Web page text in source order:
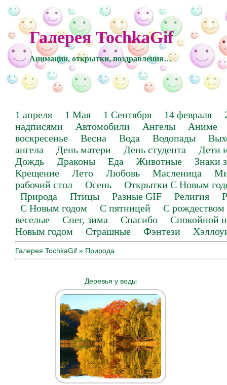
Галерея TochkaGif
Анимации, открытки, поздравления…
1 апреля 1 Мая 1 Сентября 14 февраля
надписями
Автомобили Ангелы
Аниме
воскресенье
Весна Вода Водопады
ангела
День матери День студента
Дети
Дождь
Драконы Еда Животные
Знаки
Крещение
Лето Любовь Масленица
рабочий стол
Осень
Открытки С Новым
Природа
Птицы Разные GIF Религия
С Новым годом
С пятницей
С рождеством
веселые
Снег, зима Спасибо
Спокойной
Новым годом
Страшные Фэнтези
Галерея TochkaGif » Природа
Деревья у воды